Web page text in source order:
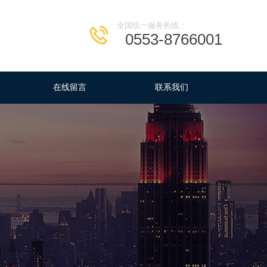
全国统一服务热线：
0553-8766001
在线留言 联系我们